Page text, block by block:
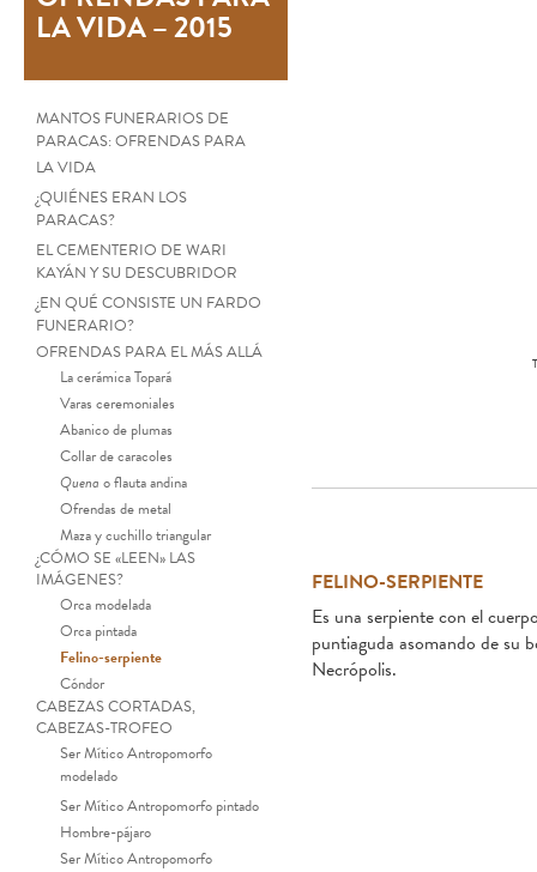
LA VIDA – 2015
MANTOS FUNERARIOS DE
PARACAS: OFRENDAS PARA
LA VIDA
¿QUIÉNES ERAN LOS
PARACAS?
EL CEMENTERIO DE WARI
KAYÁN Y SU DESCUBRIDOR
¿EN QUÉ CONSISTE UN FARDO
FUNERARIO?
OFRENDAS PARA EL MÁS ALLÁ
La cerámica Topará
Varas ceremoniales
Abanico de plumas
Collar de caracoles
Quena o flauta andina
Ofrendas de metal
Maza y cuchillo triangular
¿CÓMO SE «LEEN» LAS
IMÁGENES?
Orca modelada
Orca pintada
Felino-serpiente
Cóndor
CABEZAS CORTADAS,
CABEZAS-TROFEO
Ser Mítico Antropomorfo
modelado
Ser Mítico Antropomorfo pintado
Hombre-pájaro
Ser Mítico Antropomorfo
FELINO-SERPIENTE
Es una serpiente con el
puntiaguda asomando de su
Necrópolis.